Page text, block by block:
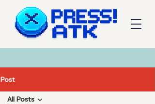
Post
All Posts